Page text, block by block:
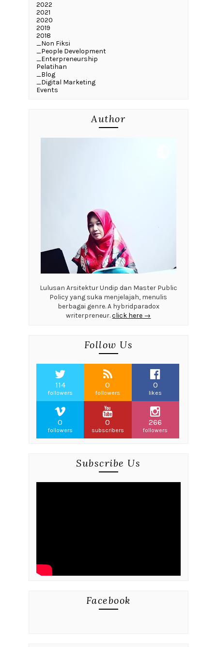
2022
2021
2020
2019
2018
_Non Fiksi
_People Development
_Enterpreneurship
Pelatihan
_Blog
_Digital Marketing
Events
Author
Lulusan Arsitektur Undip dan Master Public
Policy yang suka menjelajah, menulis
berbagai genre. A hybridparadox
writerpreneur.click here →
Follow Us
114
followers
0
followers
0
likes
0
followers
0
subscribers
266
followers
Subscribe Us
Facebook